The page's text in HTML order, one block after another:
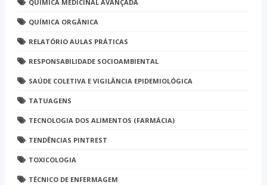
QUÍMICA MEDICINAL AVANÇADA
QUÍMICA ORGÂNICA
RELATÓRIO AULAS PRÁTICAS
RESPONSABILIDADE SOCIOAMBIENTAL
SAÚDE COLETIVA E VIGILÂNCIA EPIDEMIOLÓGICA
TATUAGENS
TECNOLOGIA DOS ALIMENTOS (FARMÁCIA)
TENDÊNCIAS PINTREST
TOXICOLOGIA
TÉCNICO DE ENFERMAGEM